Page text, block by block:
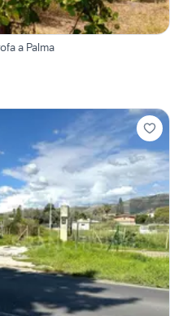
a Palma